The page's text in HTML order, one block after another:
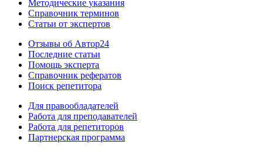
Методические указания
Справочник терминов
Статьи от экспертов
Отзывы об Автор24
Последние статьи
Помощь эксперта
Справочник рефератов
Поиск репетитора
Для правообладателей
Работа для преподавателей
Работа для репетиторов
Партнерская программа